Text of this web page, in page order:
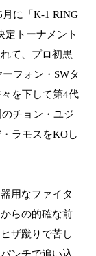
に「K-1 RING
定トーナメント
て、プロ初黒
フォン・SWタ
を下して第4代
チョン・ユジ
ラモスをKOし
用なファイタ
らの的確な前
ザ蹴りで苦し